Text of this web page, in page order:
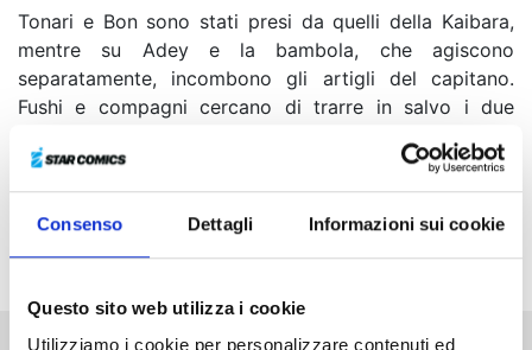
Consenso Dettagli Informazioni sui cookie
Questo sito web utilizza i cookie
Utilizziamo i cookie per personalizzare contenuti ed
Tonari e Bon sono stati presi da quelli della Kaibara,
mentre su Adey e la bambola, che agiscono
separatamente, incombono gli artigli del capitano.
Fushi e compagni cercano di trarre in salvo i due
nuova modalità davvero terribile. Intanto, Bon decide
di introdursi da solo nella vera sede centrale della
Kaibara... Quale realtà contorta del futuro del mondo